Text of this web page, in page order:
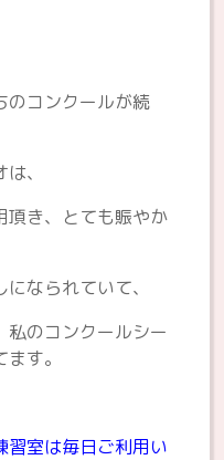
のコンクールが続
、
頂き、とても賑やか
なられていて、
私のコンクールシー
す。
習室は毎日ご利用い